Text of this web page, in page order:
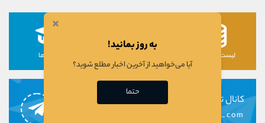
لیست رمزارزها دوره ها
کانال تلگرام
alirezamehrabi_com
×
به روز بمانید!
آیا می‌خواهید از آخرین اخبار مطلع شوید؟
حتما